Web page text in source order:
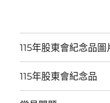
115年股東會紀念品圖
115年股東會紀念品